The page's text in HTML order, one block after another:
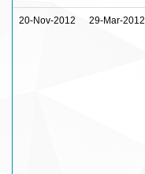
20-Nov-2012 29-Mar-2012